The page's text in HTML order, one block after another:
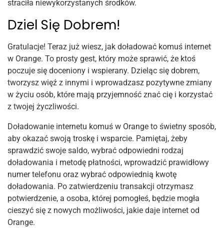
straciła niewykorzystanych środków.
Dziel Się Dobrem!
Gratulacje! Teraz już wiesz, jak doładować komuś internet
w Orange. To prosty gest, który może sprawić, że ktoś
poczuje się doceniony i wspierany. Dzieląc się dobrem,
tworzysz więź z innymi i wprowadzasz pozytywne zmiany
w życiu osób, które mają przyjemność znać cię i korzystać
z twojej życzliwości.
Doładowanie internetu komuś w Orange to świetny sposób,
aby okazać swoją troskę i wsparcie. Pamiętaj, żeby
sprawdzić swoje saldo, wybrać odpowiedni rodzaj
doładowania i metodę płatności, wprowadzić prawidłowy
numer telefonu oraz wybrać odpowiednią kwotę
doładowania. Po zatwierdzeniu transakcji otrzymasz
potwierdzenie, a osoba, której pomogłeś, będzie mogła
cieszyć się z nowych możliwości, jakie daje internet od
Orange.